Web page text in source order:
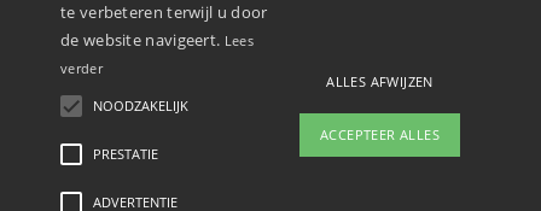
Zekeringstraat 46, 1014BT Amsterdam - VAT NL 005596191B03 - KvK
Dit is GEEN retouradres. Voor retourzending, zie hier
Wettelijke bepalingen
te verbeteren terwijl u door
de website navigeert. Lees
verder
NOODZAKELIJK
PRESTATIE
ADVERTENTIE
ALLES AFWIJZEN
ACCEPTEER ALLES
Ja, ik wil minder betalen!